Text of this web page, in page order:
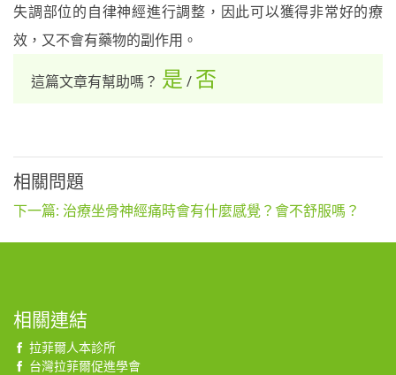
失調部位的自律神經進行調整，因此可以獲得非常好的療
效，又不會有藥物的副作用。
這篇文章有幫助嗎？ 是 / 否
相關問題
下一篇: 治療坐骨神經痛時會有什麼感覺？會不舒服嗎？
相關連結
拉菲爾人本診所
台灣拉菲爾促進學會